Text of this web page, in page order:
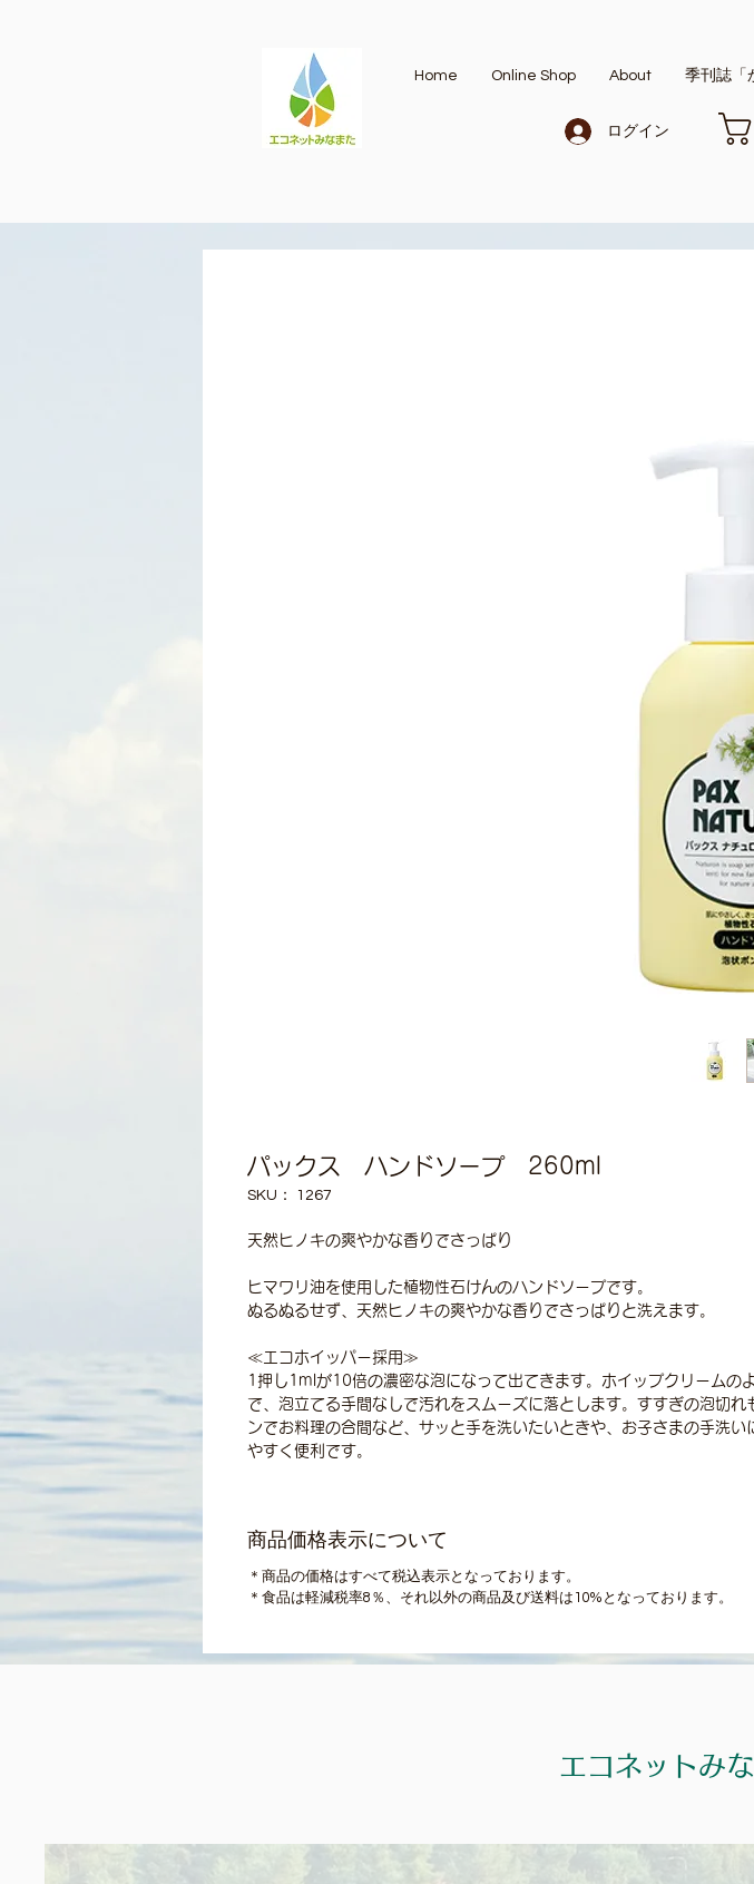
Home Online Shop About 季刊誌「
ログイン
パックス ハンドソープ 260ml
SKU： 1267
天然ヒノキの爽やかな香りでさっぱり
ヒマワリ油を使用した植物性石けんのハンドソープです。
ぬるぬるせず、天然ヒノキの爽やかな香りでさっぱりと洗えます。
≪エコホイッパー採用≫
1押し1mlが10倍の濃密な泡になって出てきます。ホイップクリームの
で、泡立てる手間なしで汚れをスムーズに落とします。すすぎの泡切れ
ンでお料理の合間など、サッと手を洗いたいときや、お子さまの手洗い
やすく便利です。
商品価格表示について
＊商品の価格はすべて税込表示となっております。
＊食品は軽減税率8％、それ以外の商品及び送料は10%となっております。
エコネットみ